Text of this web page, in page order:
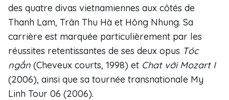
des quatre divas vietnamiennes aux côtés de
Thanh Lam, Trân Thu Hà et Hông Nhung. Sa
carrière est marquée particulièrement par les
réussites retentissantes de ses deux opus Tóc
ngắn (Cheveux courts, 1998) et Chat với Mozart I
(2006), ainsi que sa tournée transnationale My
Linh Tour 06 (2006).